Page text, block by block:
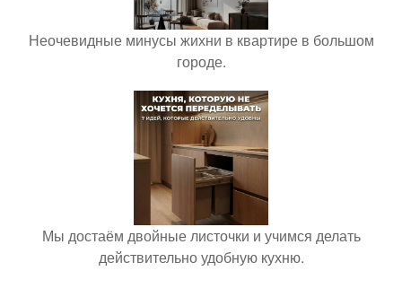
Неочевидные минусы жихни в квартире в большом
городе.
Мы достаём двойные листочки и учимся делать
действительно удобную кухню.